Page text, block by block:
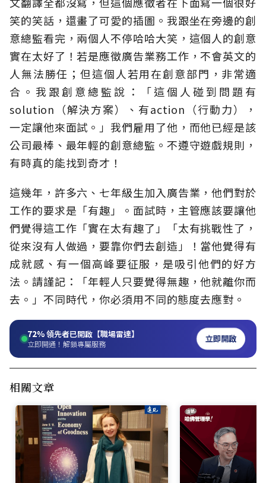
笑的笑話，還畫了可愛的插圖。我跟坐在旁邊的創
意總監看完，兩個人不停哈哈大笑，這個人的創意
實在太好了！若是應徵廣告業務工作，不會英文的
人無法勝任；但這個人若用在創意部門，非常適
合。我跟創意總監說：「這個人碰到問題有
solution（解決方案）、有action（行動力），
一定讓他來面試。」我們雇用了他，而他已經是該
公司最棒、最年輕的創意總監。不遵守遊戲規則，
有時真的能找到奇才！
這幾年，許多六、七年級生加入廣告業，他們對於
工作的要求是「有趣」。面試時，主管應該要讓他
們覺得這工作「實在太有趣了」「太有挑戰性了，
從來沒有人做過，要靠你們去創造」！當他覺得有
成就感、有一個高峰要征服，是吸引他們的好方
法。請謹記：「年輕人只要覺得無趣，他就離你而
去。」不同時代，你必須用不同的態度去應對。
72%領先者已開啟【職場雷達】
立即開通！解鎖專屬服務 立即開啟
相關文章